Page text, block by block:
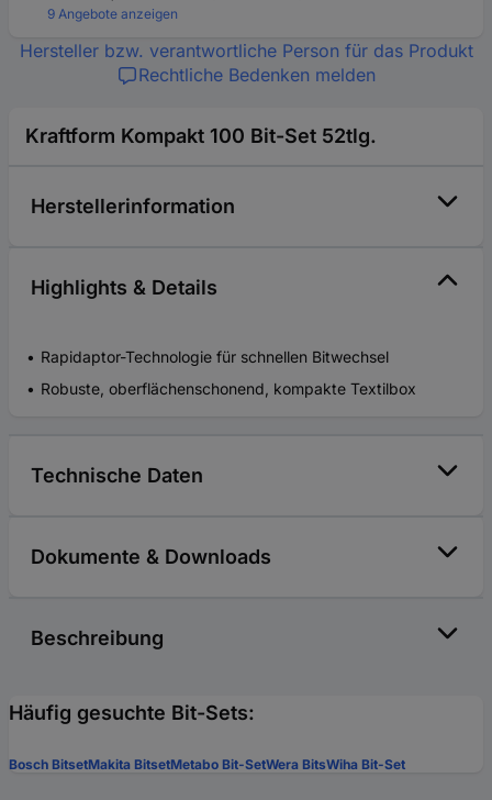
9 Angebote anzeigen
Hersteller bzw. verantwortliche Person für das Produkt
Rechtliche Bedenken melden
Kraftform Kompakt 100 Bit-Set 52tlg.
Herstellerinformation
Highlights & Details
Rapidaptor-Technologie für schnellen Bitwechsel
Robuste, oberflächenschonend, kompakte Textilbox
Technische Daten
Dokumente & Downloads
Beschreibung
Häufig gesuchte Bit-Sets:
Bosch BitsetMakita BitsetMetabo Bit-SetWera BitsWiha Bit-Set